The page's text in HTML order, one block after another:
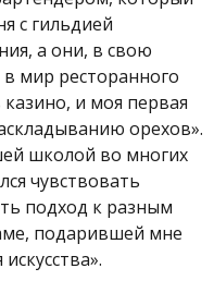
с гильдией
а они, в свою
мир ресторанного
и моя первая
орехов».
школой во многих
чувствовать
подход к разным
подарившей мне